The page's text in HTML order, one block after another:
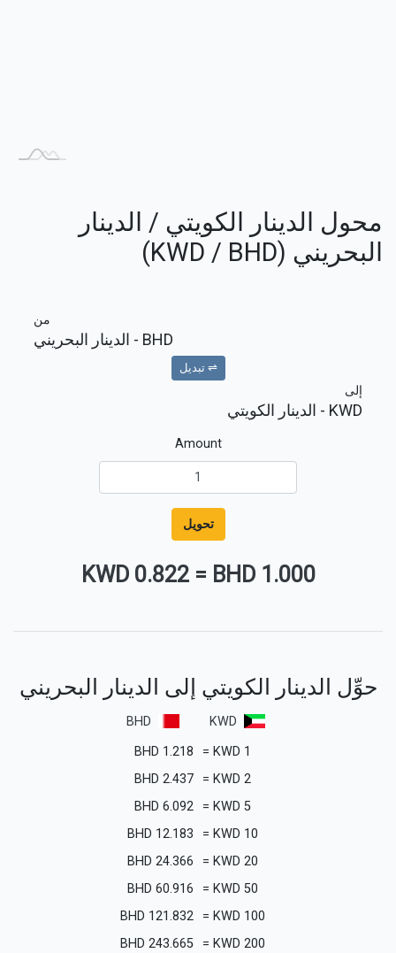
محول الدينار الكويتي / الدينار
البحريني (KWD / BHD)
من
BHD - الدينار البحريني
⇌ تبديل
إلى
KWD - الدينار الكويتي
Amount
تحويل
1.000 BHD
=
0.822 KWD
حوِّل الدينار الكويتي إلى الدينار البحريني
KWD
BHD
1
KWD
=
1.218
BHD
2
KWD
=
2.437
BHD
5
KWD
=
6.092
BHD
10
KWD
=
12.183
BHD
20
KWD
=
24.366
BHD
50
KWD
=
60.916
BHD
100
KWD
=
121.832
BHD
200
KWD
=
243.665
BHD